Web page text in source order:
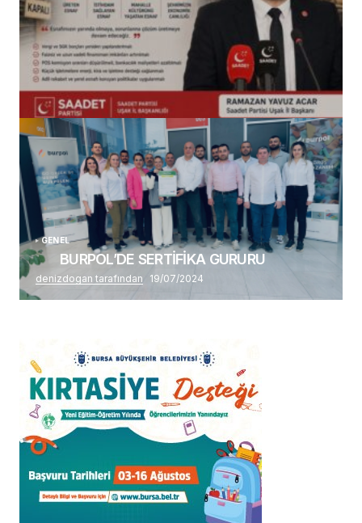
(başlıksız)
Alaattin Karahan tarafından 14/07/2026
GENEL
BURPOL’DE SERTİFİKA GURURU
denizdogan tarafından 19/07/2024